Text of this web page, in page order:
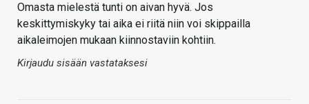
Omasta mielestä tunti on aivan hyvä. Jos
keskittymiskyky tai aika ei riitä niin voi skippailla
aikaleimojen mukaan kiinnostaviin kohtiin.
Kirjaudu sisään vastataksesi